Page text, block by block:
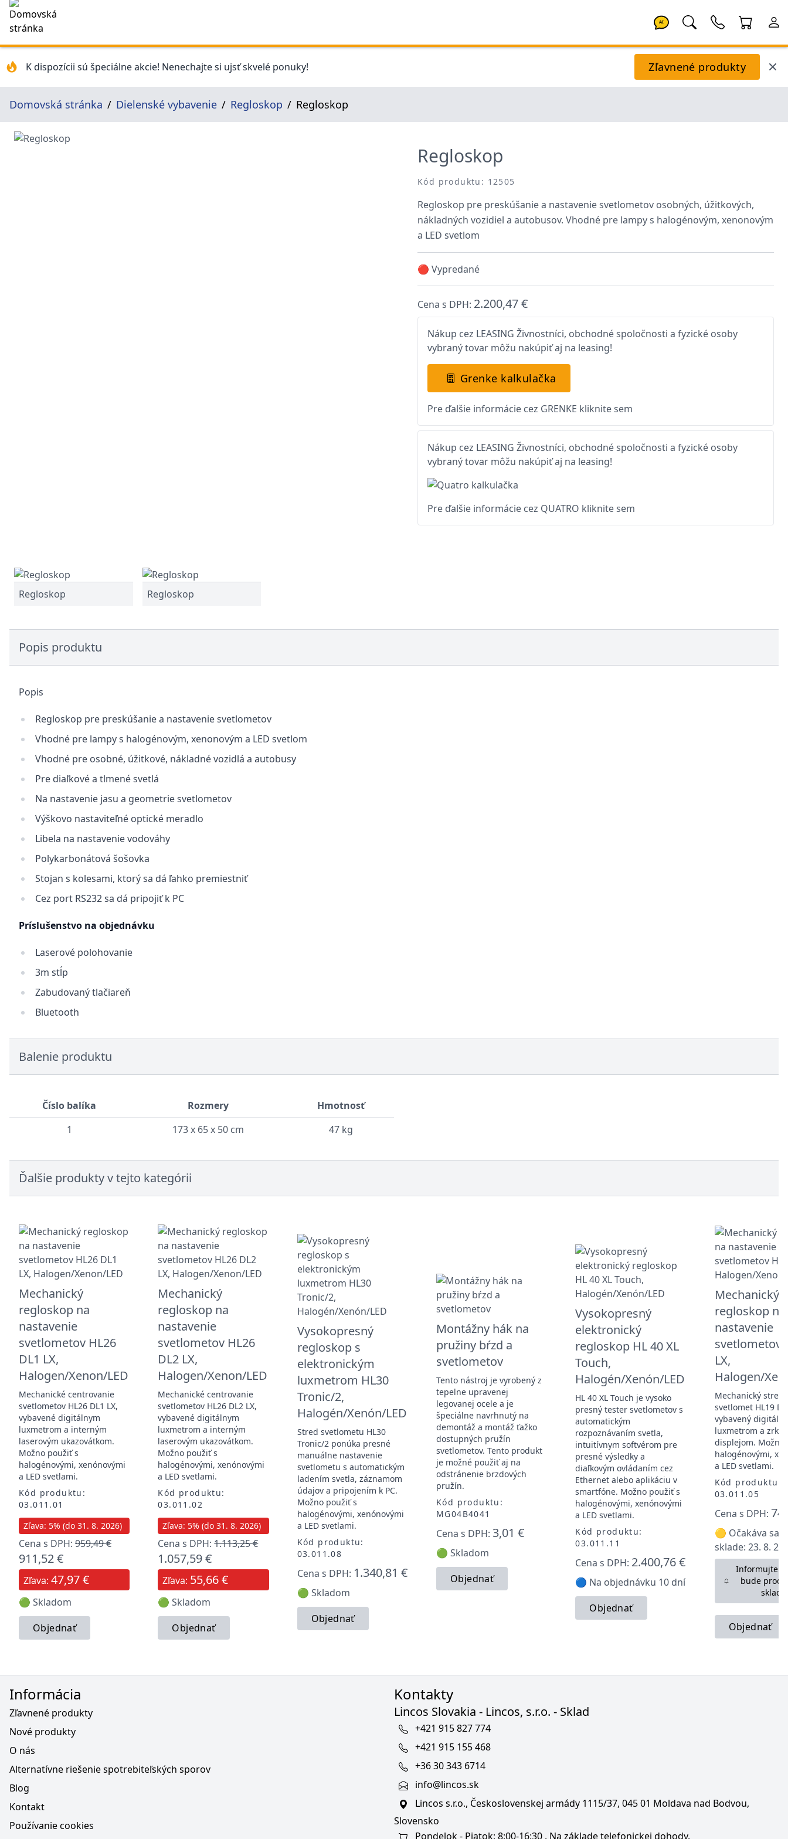
AI
K dispozícii sú špeciálne akcie! Nenechajte si ujsť skvelé ponuky! Zľavnené produkty
Domovská stránka Dielenské vybavenie Regloskop Regloskop
Regloskop
Kód produktu: 12505
Regloskop pre preskúšanie a nastavenie svetlometov osobných, úžitkových,
nákladných vozidiel a autobusov. Vhodné pre lampy s halogénovým, xenonovým
a LED svetlom
🔴 Vypredané
Cena s DPH: 2.200,47 €
Nákup cez LEASING Živnostníci, obchodné spoločnosti a fyzické osoby
vybraný tovar môžu nakúpiť aj na leasing!
Grenke kalkulačka
Pre ďalšie informácie cez GRENKE kliknite sem
Nákup cez LEASING Živnostníci, obchodné spoločnosti a fyzické osoby
vybraný tovar môžu nakúpiť aj na leasing!
Pre ďalšie informácie cez QUATRO kliknite sem
Regloskop Regloskop
Popis produktu
Popis
Regloskop pre preskúšanie a nastavenie svetlometov
Vhodné pre lampy s halogénovým, xenonovým a LED svetlom
Vhodné pre osobné, úžitkové, nákladné vozidlá a autobusy
Pre diaľkové a tlmené svetlá
Na nastavenie jasu a geometrie svetlometov
Výškovo nastaviteľné optické meradlo
Libela na nastavenie vodováhy
Polykarbonátová šošovka
Stojan s kolesami, ktorý sa dá ľahko premiestniť
Cez port RS232 sa dá pripojiť k PC
Príslušenstvo na objednávku
Laserové polohovanie
3m stĺp
Zabudovaný tlačiareň
Bluetooth
Balenie produktu
Číslo balíka Rozmery
Hmotnosť
1
173 x 65 x 50 cm 47 kg
Ďalšie produkty v tejto kategórii
Mechanický
regloskop na
nastavenie
svetlometov HL26
DL1 LX,
Halogen/Xenon/LED
Mechanické centrovanie
svetlometov HL26 DL1 LX,
vybavené digitálnym
luxmetrom a interným
laserovým ukazovátkom.
Možno použiť s
halogénovými, xenónovými
a LED svetlami.
Kód produktu:
03.011.01
Zľava: 5% (do 31. 8. 2026)
Cena s DPH: 959,49 €
911,52 €
Zľava: 47,97 €
🟢 Skladom
Objednať
Mechanický
regloskop na
nastavenie
svetlometov HL26
DL2 LX,
Halogen/Xenon/LED
Mechanické centrovanie
svetlometov HL26 DL2 LX,
vybavené digitálnym
luxmetrom a interným
laserovým ukazovátkom.
Možno použiť s
halogénovými, xenónovými
a LED svetlami.
Kód produktu:
03.011.02
Zľava: 5% (do 31. 8. 2026)
Cena s DPH:1.113,25 €
1.057,59 €
Zľava: 55,66 €
🟢 Skladom
Objednať
Vysokopresný
regloskop s
elektronickým
luxmetrom HL30
Tronic/2,
Halogén/Xenón/LED
Stred svetlometu HL30
Tronic/2 ponúka presné
manuálne nastavenie
svetlometu s automatickým
ladením svetla, záznamom
údajov a pripojením k PC.
Možno použiť s
halogénovými, xenónovými
a LED svetlami.
Kód produktu:
03.011.08
Cena s DPH: 1.340,81 €
🟢 Skladom
Objednať
Montážny hák na
pružiny bŕzd a
svetlometov
Tento nástroj je vyrobený z
tepelne upravenej
legovanej ocele a je
špeciálne navrhnutý na
demontáž a montáž ťažko
dostupných pružín
svetlometov. Tento produkt
je možné použiť aj na
odstránenie brzdových
pružín.
Kód produktu:
MG04B4041
Cena s DPH: 3,01 €
🟢 Skladom
Objednať
Vysokopresný
elektronický
regloskop HL 40 XL
Touch,
Halogén/Xenón/LED
HL 40 XL Touch je vysoko
presný tester svetlometov s
automatickým
rozpoznávaním svetla,
intuitívnym softvérom pre
presné výsledky a
diaľkovým ovládaním cez
Ethernet alebo aplikáciu v
smartfóne. Možno použiť s
halogénovými, xenónovými
a LED svetlami.
Kód produktu:
03.011.11
Cena s DPH: 2.400,76 €
🔵 Na objednávku 10 dní
Objednať
Mechanický
regloskop na
nastavenie
svetlometov
LX,
Halogen/
Mechanický
svetlomet HL19 D
vybavený
luxmetrom a
displejom. Možno
halogénovými,
a LED svetlami.
Kód produktu:
03.011.05
Cena s DPH:
🟡 Očakáva sa
sklade: 23. 8.
Informujte
bude
sklade
Objednať
Informácia
Zľavnené produkty
Nové produkty
O nás
Alternatívne riešenie spotrebiteľských sporov
Blog
Kontakt
Používanie cookies
Kontakty
Lincos Slovakia - Lincos, s.r.o. - Sklad
+421 915 827 774
+421 915 155 468
+36 30 343 6714
info@lincos.sk
Lincos s.r.o., Československej armády 1115/37, 045 01 Moldava nad Bodvou,
Slovensko
Pondelok - Piatok: 8:00-16:30 . Na základe telefonickej dohody.